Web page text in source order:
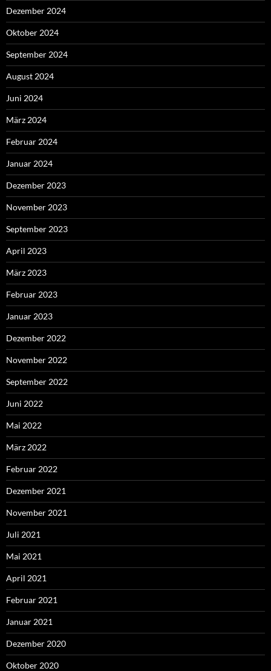
Dezember 2024
Oktober 2024
September 2024
August 2024
Juni 2024
März 2024
Februar 2024
Januar 2024
Dezember 2023
November 2023
September 2023
April 2023
März 2023
Februar 2023
Januar 2023
Dezember 2022
November 2022
September 2022
Juni 2022
Mai 2022
März 2022
Februar 2022
Dezember 2021
November 2021
Juli 2021
Mai 2021
April 2021
Februar 2021
Januar 2021
Dezember 2020
Oktober 2020